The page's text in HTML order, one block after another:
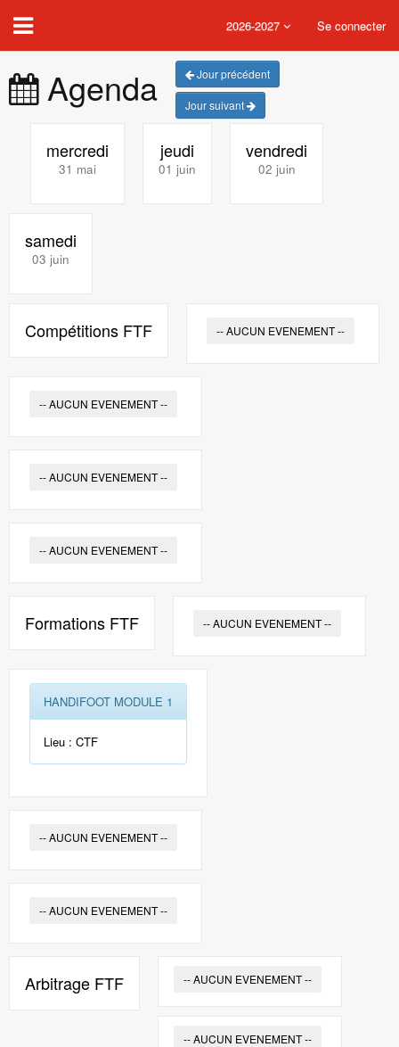
Se connecter
2026-2027
Agenda Jour précédent
Jour suivant
mercredi
31 mai
jeudi
01 juin
vendredi
02 juin
samedi
03 juin
Compétitions FTF -- AUCUN EVENEMENT --
-- AUCUN EVENEMENT --
-- AUCUN EVENEMENT --
-- AUCUN EVENEMENT --
Formations FTF -- AUCUN EVENEMENT --
HANDIFOOT MODULE 1
Lieu : CTF
-- AUCUN EVENEMENT --
-- AUCUN EVENEMENT --
Arbitrage FTF -- AUCUN EVENEMENT --
-- AUCUN EVENEMENT --